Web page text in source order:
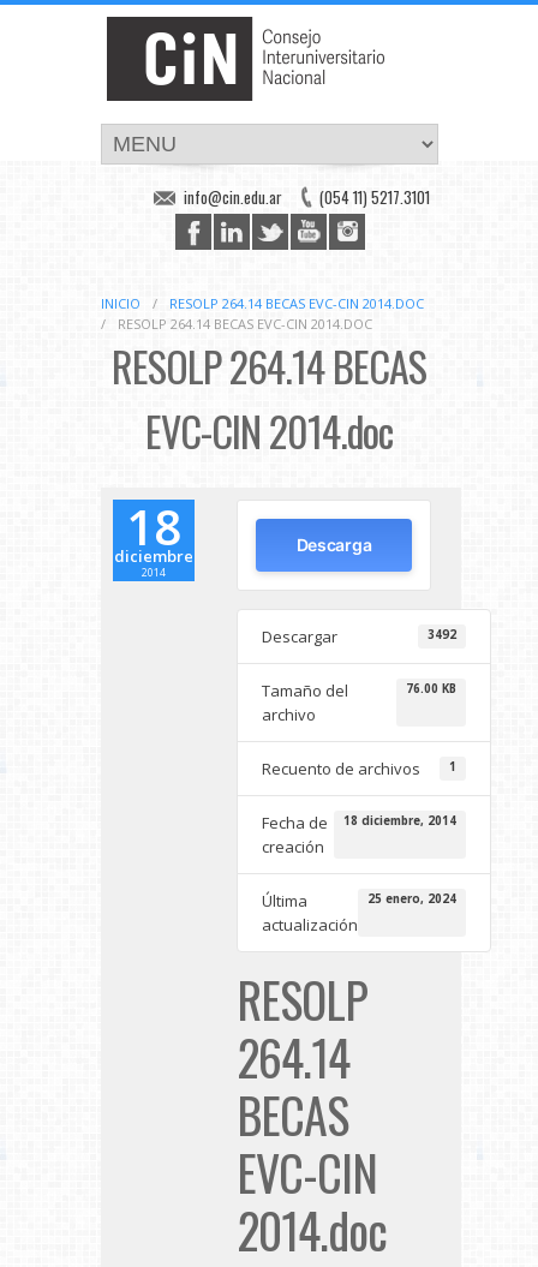
(054 11) 5217.3101
info@cin.edu.ar
INICIO /
RESOLP 264.14 BECAS EVC-CIN 2014.DOC
/
RESOLP 264.14 BECAS EVC-CIN 2014.DOC
RESOLP 264.14 BECAS
EVC-CIN 2014.doc
18
diciembre
2014
Descarga
Descargar 3492
Tamaño del
archivo
76.00 KB
Recuento de archivos 1
Fecha de
creación
18 diciembre, 2014
Última
actualización
25 enero, 2024
RESOLP
264.14
BECAS
EVC-CIN
2014.doc